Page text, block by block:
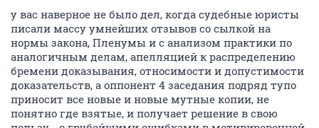
у вас наверное не было дел, когда судебные юристы
писали массу умнейших отзывов со сылкой на
нормы закона, Пленумы и с анализом практики по
аналогичным делам, апелляцией к распределению
бремени доказывания, относимости и допустимости
доказательств, а оппонент 4 заседания подряд тупо
приносит все новые и новые мутные копии, не
понятно где взятые, и получает решение в свою